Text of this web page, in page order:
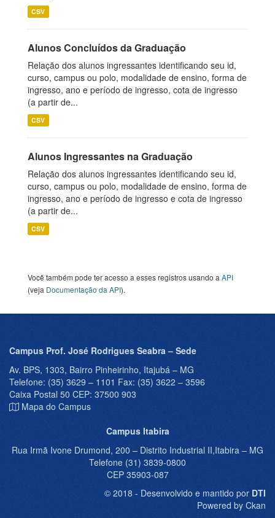
CSV
Alunos Concluídos da Graduação
Relação dos alunos ingressantes identificando seu id,
curso, campus ou polo, modalidade de ensino, forma de
ingresso, ano e período de ingresso, cota de ingresso
(a partir de...
CSV
Alunos Ingressantes na Graduação
Relação dos alunos ingressantes identificando seu id,
curso, campus ou polo, modalidade de ensino, forma de
ingresso, ano e período de ingresso e cota de ingresso
(a partir de...
CSV
Você também pode ter acesso a esses registros usando a API
(veja Documentação da API).
Campus Prof. José Rodrigues Seabra – Sede
Av. BPS, 1303, Bairro Pinheirinho, Itajubá – MG
Telefone: (35) 3629 – 1101 Fax: (35) 3622 – 3596
Caixa Postal 50 CEP: 37500 903
Mapa do Campus
Campus Itabira
Rua Irmã Ivone Drumond, 200 – Distrito Industrial II,Itabira – MG
Telefone (31) 3839-0800
CEP 35903-087
© 2018 - Desenvolvido e mantido por DTI
Powered by Ckan